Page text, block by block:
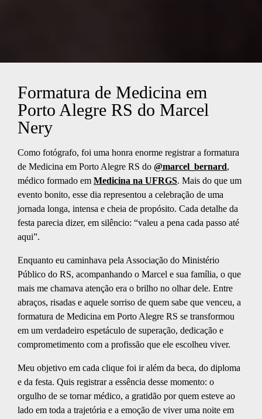
Formatura de Medicina em
Porto Alegre RS do Marcel
Nery
Como fotógrafo, foi uma honra enorme registrar a formatura
de Medicina em Porto Alegre RS do @marcel_bernard,
médico formado em Medicina na UFRGS. Mais do que um
evento bonito, esse dia representou a celebração de uma
jornada longa, intensa e cheia de propósito. Cada detalhe da
festa parecia dizer, em silêncio: “valeu a pena cada passo até
aqui”.
Enquanto eu caminhava pela Associação do Ministério
Público do RS, acompanhando o Marcel e sua família, o que
mais me chamava atenção era o brilho no olhar dele. Entre
abraços, risadas e aquele sorriso de quem sabe que venceu, a
formatura de Medicina em Porto Alegre RS se transformou
em um verdadeiro espetáculo de superação, dedicação e
comprometimento com a profissão que ele escolheu viver.
Meu objetivo em cada clique foi ir além da beca, do diploma
e da festa. Quis registrar a essência desse momento: o
orgulho de se tornar médico, a gratidão por quem esteve ao
lado em toda a trajetória e a emoção de viver uma noite em